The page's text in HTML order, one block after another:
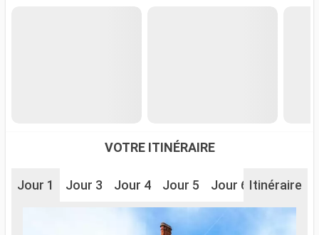
VOTRE ITINÉRAIRE
Jour 1 Jour 3 Jour 4 Jour 5 Jour 6 Jour 7
Itinéraire